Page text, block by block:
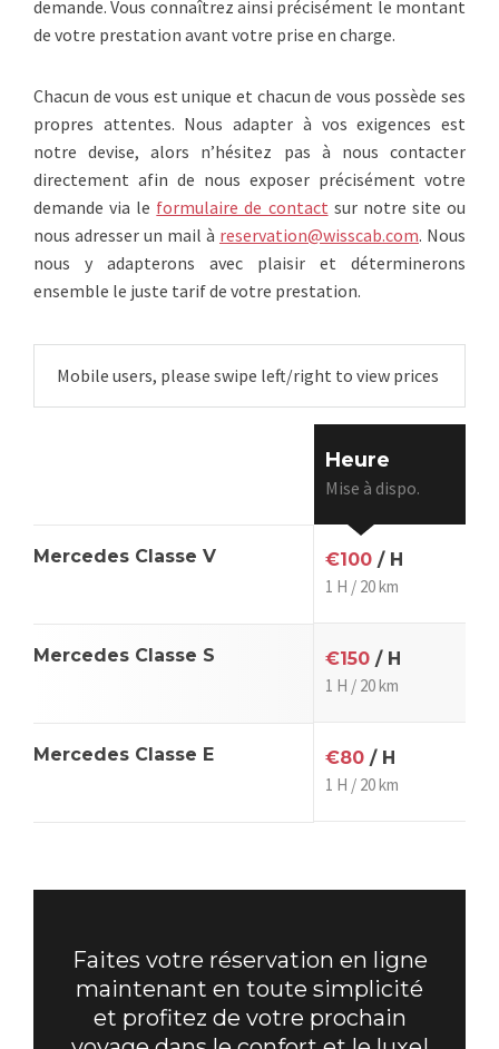
demande. Vous connaîtrez ainsi précisément le montant
de votre prestation avant votre prise en charge.
Chacun de vous est unique et chacun de vous possède ses
propres attentes. Nous adapter à vos exigences est
notre devise, alors n’hésitez pas à nous contacter
directement afin de nous exposer précisément votre
demande via le formulaire de contact sur notre site ou
nous adresser un mail à reservation@wisscab.com. Nous
nous y adapterons avec plaisir et déterminerons
ensemble le juste tarif de votre prestation.
Mobile users, please swipe left/right to view prices
Mercedes Classe V
Mercedes Classe S
Mercedes Classe E
Heure
Mise à dispo.
€100 / H
1 H / 20 km
€150 / H
1 H / 20 km
€80 / H
1 H / 20 km
Faites votre réservation en ligne
maintenant en toute simplicité
et profitez de votre prochain